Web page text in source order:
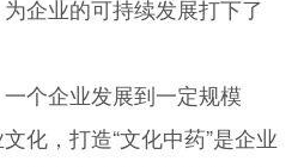
企业的可持续发展打下了
个企业发展到一定规模
化，打造“文化中药”是企业